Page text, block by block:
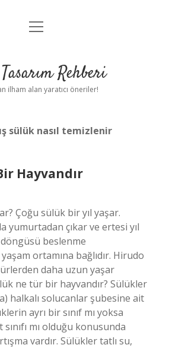
Anasayfa
Yasal Uyarı
menüyü
Rehberi
ilham alan yaratıcı öneriler!
sülük nasıl temizlenir
Hayvandır
Çoğu sülük bir yıl yaşar.
yumurtadan çıkar ve ertesi yıl
beslenme
ortamına bağlıdır. Hirudo
daha uzun yaşar
ne tür bir hayvandır? Sülükler
halkalı solucanlar şubesine ait
ayrı bir sınıf mı yoksa
mı olduğu konusunda
vardır. Sülükler tatlı su,